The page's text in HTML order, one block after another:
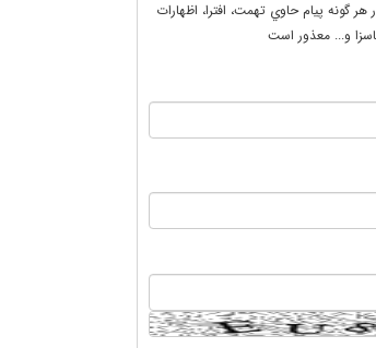
هر گونه پيام حاوي تهمت، افترا، اظهارات
و... معذور است